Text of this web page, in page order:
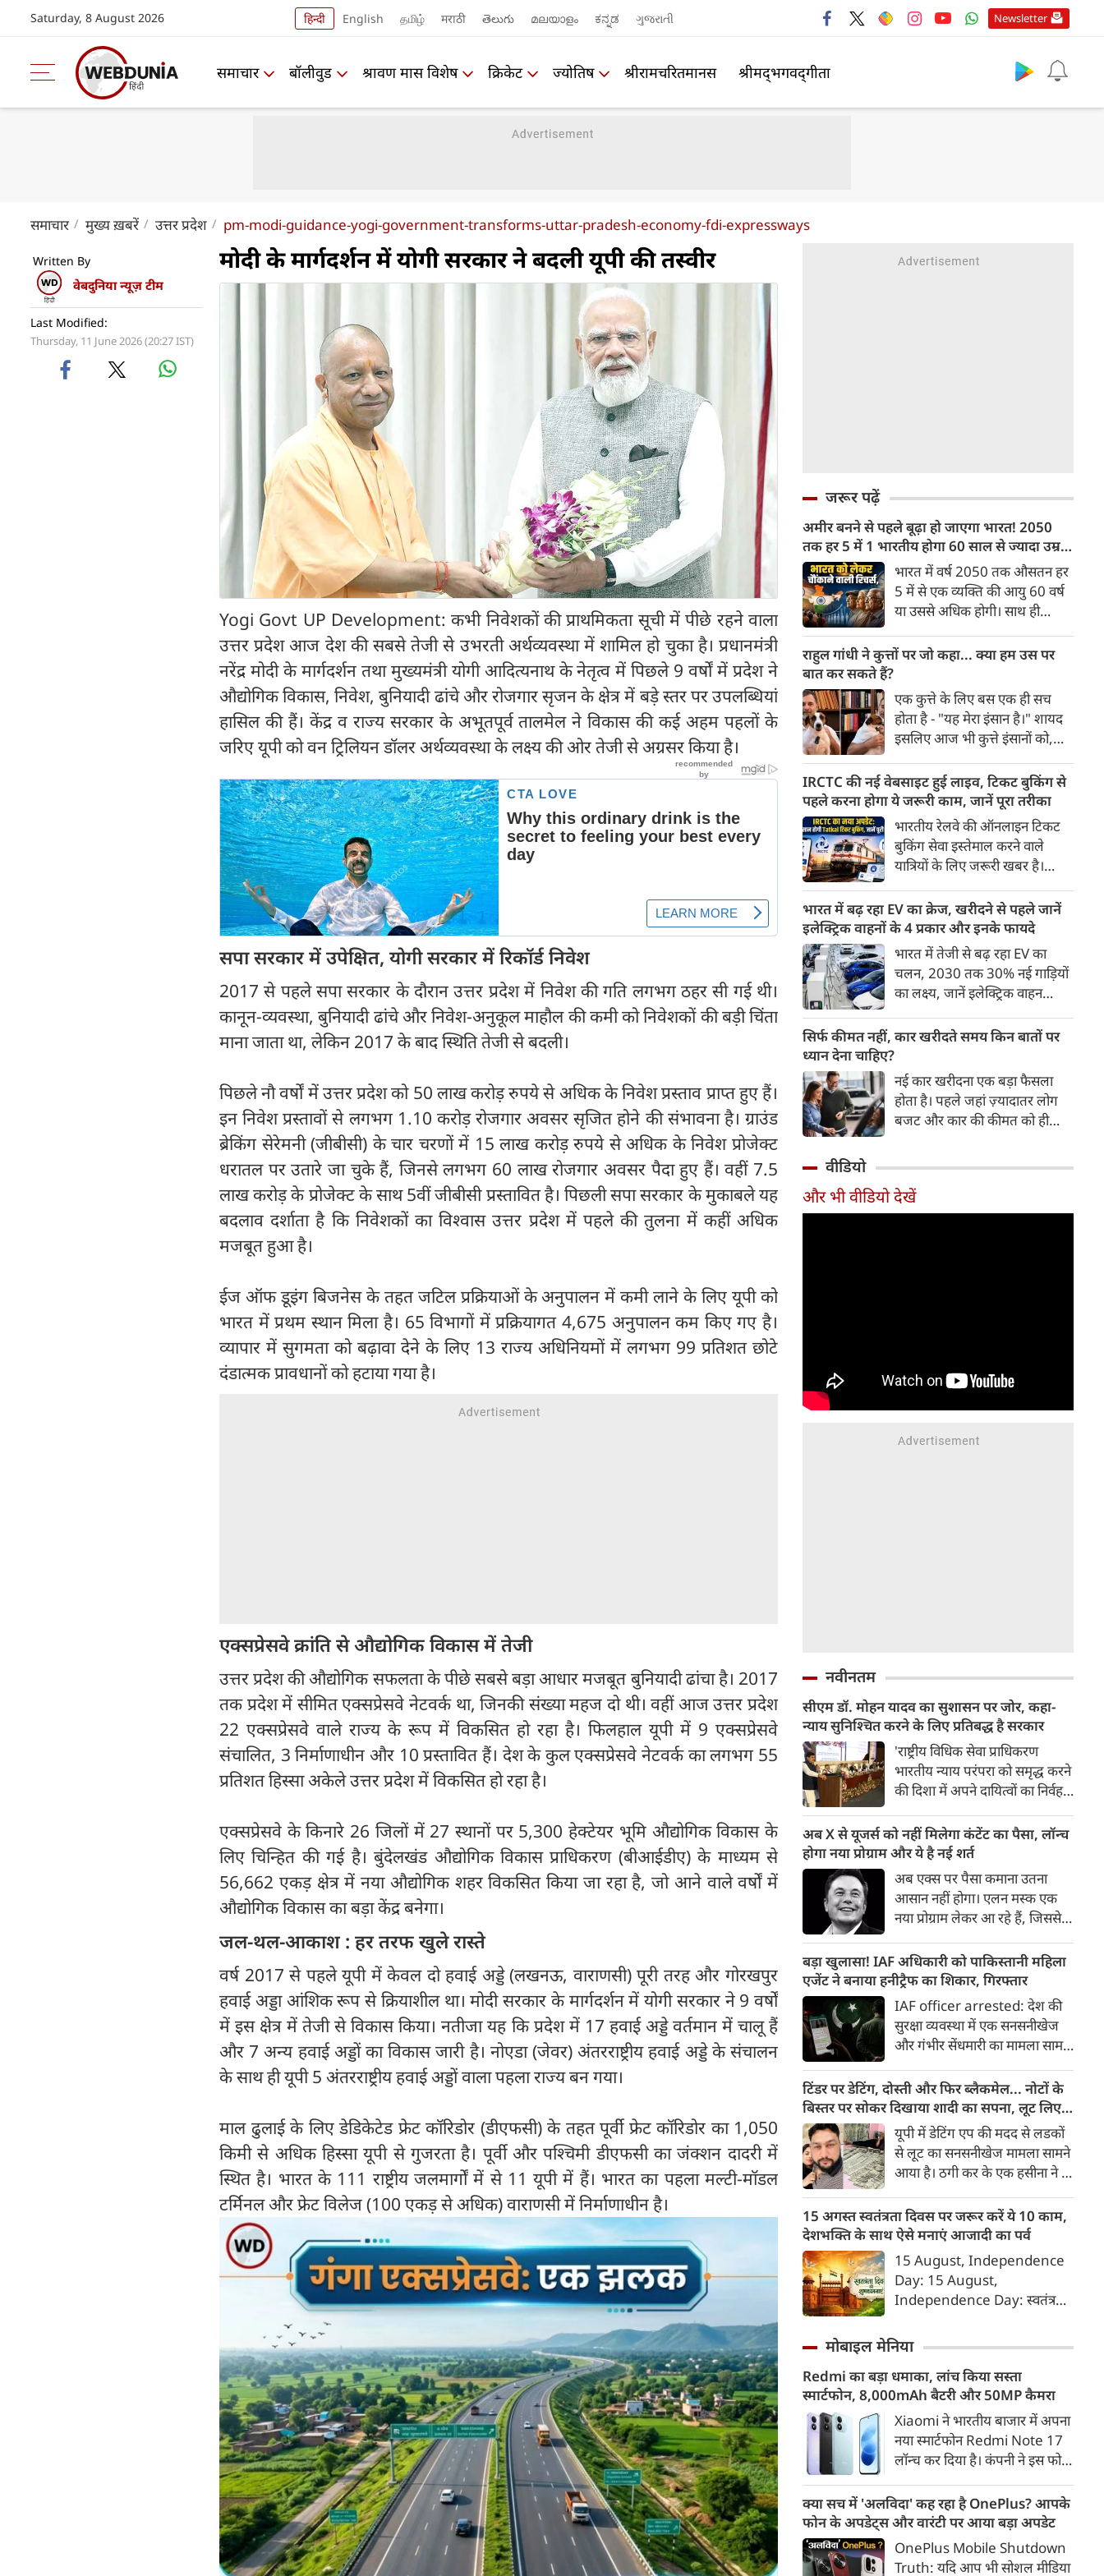
Saturday, 8 August 2026 हिन्दी English தமிழ் मराठी తెలుగు മലയാളം ಕನ್ನಡ ગુજરાતી Newsletter
समाचार बॉलीवुड श्रावण मास विशेष क्रिकेट ज्योतिष श्रीरामचरितमानस श्रीमद्‍भगवद्‍गीता
समाचार मुख्य ख़बरें उत्तर प्रदेश pm-modi-guidance-yogi-government-transforms-uttar-pradesh-economy-fdi-expressways
Written By
वेबदुनिया न्यूज़ टीम
Last Modified:
Thursday, 11 June 2026 (20:27 IST)
मोदी के मार्गदर्शन में योगी सरकार ने बदली यूपी की तस्वीर
Yogi Govt UP Development: कभी निवेशकों की प्राथमिकता सूची में पीछे रहने वाला
उत्तर प्रदेश आज देश की सबसे तेजी से उभरती अर्थव्यवस्था में शामिल हो चुका है। प्रधानमंत्री
नरेंद्र मोदी के मार्गदर्शन तथा मुख्यमंत्री योगी आदित्यनाथ के नेतृत्व में पिछले 9 वर्षों में प्रदेश ने
औद्योगिक विकास, निवेश, बुनियादी ढांचे और रोजगार सृजन के क्षेत्र में बड़े स्तर पर उपलब्धियां
हासिल की हैं। केंद्र व राज्य सरकार के अभूतपूर्व तालमेल ने विकास की कई अहम पहलों के
जरिए यूपी को वन ट्रिलियन डॉलर अर्थव्यवस्था के लक्ष्य की ओर तेजी से अग्रसर किया है।
सपा सरकार में उपेक्षित, योगी सरकार में रिकॉर्ड निवेश
2017 से पहले सपा सरकार के दौरान उत्तर प्रदेश में निवेश की गति लगभग ठहर सी गई थी।
कानून-व्यवस्था, बुनियादी ढांचे और निवेश-अनुकूल माहौल की कमी को निवेशकों की बड़ी चिंता
माना जाता था, लेकिन 2017 के बाद स्थिति तेजी से बदली।
पिछले नौ वर्षों में उत्तर प्रदेश को 50 लाख करोड़ रुपये से अधिक के निवेश प्रस्ताव प्राप्त हुए हैं।
इन निवेश प्रस्तावों से लगभग 1.10 करोड़ रोजगार अवसर सृजित होने की संभावना है। ग्राउंड
ब्रेकिंग सेरेमनी (जीबीसी) के चार चरणों में 15 लाख करोड़ रुपये से अधिक के निवेश प्रोजेक्ट
धरातल पर उतारे जा चुके हैं, जिनसे लगभग 60 लाख रोजगार अवसर पैदा हुए हैं। वहीं 7.5
लाख करोड़ के प्रोजेक्ट के साथ 5वीं जीबीसी प्रस्तावित है। पिछली सपा सरकार के मुकाबले यह
बदलाव दर्शाता है कि निवेशकों का विश्वास उत्तर प्रदेश में पहले की तुलना में कहीं अधिक
मजबूत हुआ है।
ईज ऑफ डूइंग बिजनेस के तहत जटिल प्रक्रियाओं के अनुपालन में कमी लाने के लिए यूपी को
भारत में प्रथम स्थान मिला है। 65 विभागों में प्रक्रियागत 4,675 अनुपालन कम किए गए है।
व्यापार में सुगमता को बढ़ावा देने के लिए 13 राज्य अधिनियमों में लगभग 99 प्रतिशत छोटे
दंडात्मक प्रावधानों को हटाया गया है।
एक्सप्रेसवे क्रांति से औद्योगिक विकास में तेजी
उत्तर प्रदेश की औद्योगिक सफलता के पीछे सबसे बड़ा आधार मजबूत बुनियादी ढांचा है। 2017
तक प्रदेश में सीमित एक्सप्रेसवे नेटवर्क था, जिनकी संख्या महज दो थी। वहीं आज उत्तर प्रदेश
22 एक्सप्रेसवे वाले राज्य के रूप में विकसित हो रहा है। फिलहाल यूपी में 9 एक्सप्रेसवे
संचालित, 3 निर्माणाधीन और 10 प्रस्तावित हैं। देश के कुल एक्सप्रेसवे नेटवर्क का लगभग 55
प्रतिशत हिस्सा अकेले उत्तर प्रदेश में विकसित हो रहा है।
एक्सप्रेसवे के किनारे 26 जिलों में 27 स्थानों पर 5,300 हेक्टेयर भूमि औद्योगिक विकास के
लिए चिन्हित की गई है। बुंदेलखंड औद्योगिक विकास प्राधिकरण (बीआईडीए) के माध्यम से
56,662 एकड़ क्षेत्र में नया औद्योगिक शहर विकसित किया जा रहा है, जो आने वाले वर्षों में
औद्योगिक विकास का बड़ा केंद्र बनेगा।
जल-थल-आकाश : हर तरफ खुले रास्ते
वर्ष 2017 से पहले यूपी में केवल दो हवाई अड्डे (लखनऊ, वाराणसी) पूरी तरह और गोरखपुर
हवाई अड्डा आंशिक रूप से क्रियाशील था। मोदी सरकार के मार्गदर्शन में योगी सरकार ने 9 वर्षों
में इस क्षेत्र में तेजी से विकास किया। नतीजा यह कि प्रदेश में 17 हवाई अड्डे वर्तमान में चालू हैं
और 7 अन्य हवाई अड्डों का विकास जारी है। नोएडा (जेवर) अंतरराष्ट्रीय हवाई अड्डे के संचालन
के साथ ही यूपी 5 अंतरराष्ट्रीय हवाई अड्डों वाला पहला राज्य बन गया।
माल ढुलाई के लिए डेडिकेटेड फ्रेट कॉरिडोर (डीएफसी) के तहत पूर्वी फ्रेट कॉरिडोर का 1,050
किमी से अधिक हिस्सा यूपी से गुजरता है। पूर्वी और पश्चिमी डीएफसी का जंक्शन दादरी में
स्थित है। भारत के 111 राष्ट्रीय जलमार्गों में से 11 यूपी में हैं। भारत का पहला मल्टी-मॉडल
टर्मिनल और फ्रेट विलेज (100 एकड़ से अधिक) वाराणसी में निर्माणाधीन है।
जरूर पढ़ें
अमीर बनने से पहले बूढ़ा हो जाएगा भारत! 2050
तक हर 5 में 1 भारतीय होगा 60 साल से ज्यादा उम्र
का
भारत में वर्ष 2050 तक औसतन हर
5 में से एक व्यक्ति की आयु 60 वर्ष
या उससे अधिक होगी। साथ ही
भारत में रहेंगे। ‘ट्रांसफॉर्म रूरल
अनुसार भारत विकसित देशों के
विपरीत समृद्ध बनने से पहले ही वृद्ध
होती आबादी वाले देश की श्रेणी में
पहुंच रहा है।
राहुल गांधी ने कुत्तों पर जो कहा... क्या हम उस पर
बात कर सकते हैं?
एक कुत्ते के लिए बस एक ही सच
होता है - "यह मेरा इंसान है।" शायद
इसलिए आज भी कुत्ते इंसानों को,
भू-राजनीति से लेकर कृत्रिम
बुद्धिमत्ता, जलवायु परिवर्तन से लेकर
क्रिकेट तक हर विषय पर बहस कर
सकते हैं, तो उस जीव पर भी एक
गंभीर चर्चा बनती है जिसने किसी भी
सभ्यता से पहले इंसान का साथ चुना
था। दुर्भाग्य यह है कि आज कुत्तों के
बारे में हमारी राय पशु-चिकित्सकों,
व्यवहार वैज्ञानिकों या विशेषज्ञों से
कम... और व्हाट्सऐप यूनिवर्सिटी से
ज़्यादा बनती है।
IRCTC की नई वेबसाइट हुई लाइव, टिकट बुकिंग से
पहले करना होगा ये जरूरी काम, जानें पूरा तरीका
भारतीय रेलवे की ऑनलाइन टिकट
बुकिंग सेवा इस्तेमाल करने वाले
यात्रियों के लिए जरूरी खबर है।
वेबसाइट का बीटा वर्जन लॉन्च कर
दिया है। करीब 24 साल पुराने
इंटरफेस के बाद वेबसाइट को नए
डिजाइन और कई नए फीचर्स के साथ
अपडेट किया गया है।
भारत में बढ़ रहा EV का क्रेज, खरीदने से पहले जानें
इलेक्ट्रिक वाहनों के 4 प्रकार और इनके फायदे
भारत में तेजी से बढ़ रहा EV का
चलन, 2030 तक 30% नई गाड़ियों
का लक्ष्य, जानें इलेक्ट्रिक वाहन
200 अरब रुपए का मौका
सिर्फ कीमत नहीं, कार खरीदते समय किन बातों पर
ध्यान देना चाहिए?
नई कार खरीदना एक बड़ा फैसला
होता है। पहले जहां ज़्यादातर लोग
बजट और कार की कीमत को ही
खरीदते समय किन बातों पर ध्यान
देना चाहिए।
वीडियो
और भी वीडियो देखें
नवीनतम
सीएम डॉ. मोहन यादव का सुशासन पर जोर, कहा-
न्याय सुनिश्चित करने के लिए प्रतिबद्ध है सरकार
'राष्ट्रीय विधिक सेवा प्राधिकरण
भारतीय न्याय परंपरा को समृद्ध करने
की दिशा में अपने दायित्वों का निर्वहन
थीम, एक आवाज, सशक्त भविष्य,
गरिमा, समावेशन के माध्यम से न्याय
पहुंचना है। न्याय, स्वतंत्रता और
बंधुत्व को लोकतंत्र का आधार बनाया
गया है। मध्यस्थता के माध्यम से छोटे-
छोटे मामलों का निपटारा कर हम केस
पेंडेंसी जैसे गंभीर विषयों पर मंथन
कर रहे हैं। हमारे लिए न्याय की
अवधारणा पंच परमेश्नरों की परंपरा
रही है, जिन्होंने कभी समझाइश
देकर, कभी समझौतों से विवादों को
सहजता से सुलझाया है।
अब X से यूजर्स को नहीं मिलेगा कंटेंट का पैसा, लॉन्‍च
होगा नया प्रोग्राम और ये है नई शर्त
अब एक्‍स पर पैसा कमाना उतना
आसान नहीं होगा। एलन मस्‍क एक
नया प्रोग्राम लेकर आ रहे हैं, जिससे
सकेगा। इसके लिए बकायदा एक शर्त
रख दी गई है।
बड़ा खुलासा! IAF अधिकारी को पाकिस्तानी महिला
एजेंट ने बनाया हनीट्रैफ का शिकार, गिरफ्तार
IAF officer arrested: देश की
सुरक्षा व्यवस्था में एक सनसनीखेज
और गंभीर सेंधमारी का मामला सामने
एक सेवारत अधिकारी को पाकिस्तानी
खुफिया एजेंसी (ISI) की महिला
एजेंट के मोहपाश (हनीट्रैप) में फंसकर
गोपनीय सैन्य जानकारी साझा करने
के आरोप में पुलिस ने गिरफ्तार किया
है।
टिंडर पर डेटिंग, दोस्ती और फिर ब्लैकमेल... नोटों के
बिस्तर पर सोकर दिखाया शादी का सपना, लूट लिए 6
करोड़ रुपए
यूपी में डेटिंग एप की मदद से लडकों
से लूट का सनसनीखेज मामला सामने
आया है। ठगी कर के एक हसीना ने 6
को फंसाना, फिर धमकी देकर
ब्‍लेकमेल करना। इसके लिए बहुत
शातिर तरीके से ये हसीना लोगों को
अपने जाल में फंसाती थी।
15 अगस्त स्वतंत्रता दिवस पर जरूर करें ये 10 काम,
देशभक्ति के साथ ऐसे मनाएं आजादी का पर्व
15 August, Independence
Day: 15 August,
Independence Day: स्वतंत्रता
अवकाश नहीं, बल्कि उन शहीदों को
सम्मान करने का दिन है, जिन्होंने हमें
यह आजादी दी। इस दिन को सार्थक
बनाने के लिए हमें कुछ खास कार्य
जरूर करने चाहिए, जिससे हमारे
अंदर राष्ट्रभक्ति की भावना और भी
मोबाइल मेनिया
Redmi का बड़ा धमाका, लांच किया सस्ता
स्मार्टफोन, 8,000mAh बैटरी और 50MP कैमरा
Xiaomi ने भारतीय बाजार में अपना
नया स्मार्टफोन Redmi Note 17
लॉन्च कर दिया है। कंपनी ने इस फोन
डिस्प्ले, 8,000mAh की बड़ी बैटरी
और Qualcomm Snapdragon
चिपसेट के साथ पेश किया है। फोन में
50MP का मेन कैमरा दिया गया है।
क्या सच में 'अलविदा' कह रहा है OnePlus? आपके
फोन के अपडेट्स और वारंटी पर आया बड़ा अपडेट
OnePlus Mobile Shutdown
Truth: यदि आप भी सोशल मीडिया